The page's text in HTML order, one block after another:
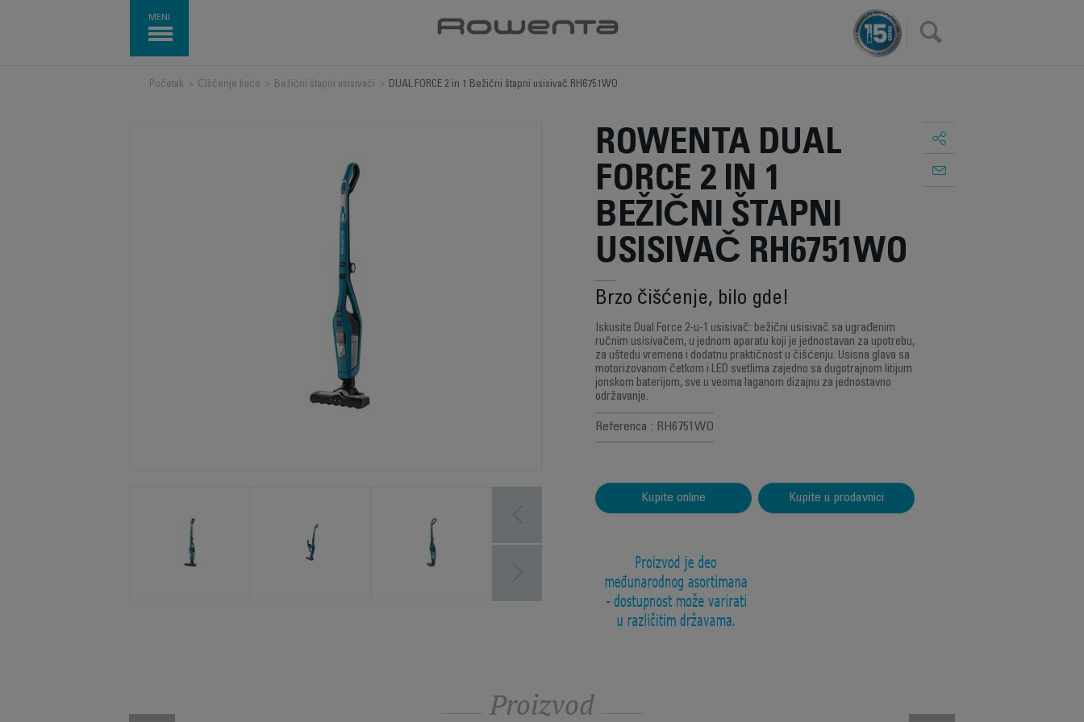
MENI
×
Početak Ćišćenje kuće Bežični štapni usisivači DUAL FORCE 2 in 1 Bežični štapni usisivač RH6751WO
ROWENTA DUAL
FORCE 2 IN 1
BEŽIČNI ŠTAPNI
USISIVAČ RH6751WO
Brzo čišćenje, bilo gde!
Iskusite Dual Force 2-u-1 usisivač: bežični usisivač sa ugrađenim
ručnim usisivačem, u jednom aparatu koji je jednostavan za upotrebu,
za uštedu vremena i dodatnu praktičnost u čišćenju. Usisna glava sa
motorizovanom četkom i LED svetlima zajedno sa dugotrajnom litijum
jonskom baterijom, sve u veoma laganom dizajnu za jednostavno
održavanje.
Referenca : RH6751WO
Kupite online Kupite u prodavnici
Proizvod